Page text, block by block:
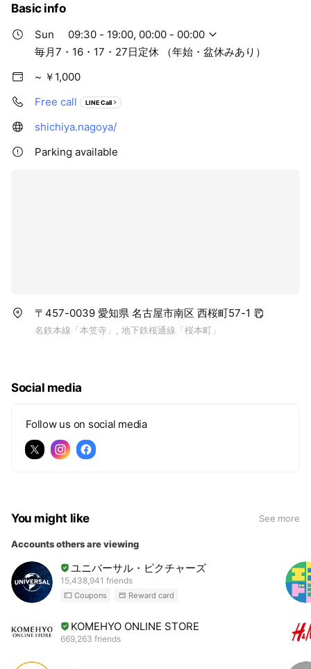
Basic info
Sun
09:30 - 19:00, 00:00 - 00:00
毎月7・16・17・27日定休 （年始・盆休みあり）
~ ￥1,000
Free call
LINE Call
shichiya.nagoya/
Parking available
〒457-0039 愛知県 名古屋市南区 西桜町57-1
名鉄本線「本笠寺」, 地下鉄桜通線「桜本町」
Social media
Follow us on social media
You might like See more
Accounts others are viewing
ユニバーサル・ピクチャーズ
15,438,941 friends
Coupons Reward card
KOMEHYO ONLINE STORE
669,263 friends